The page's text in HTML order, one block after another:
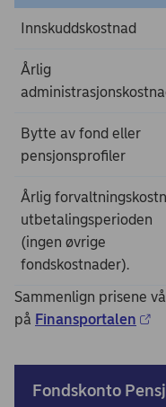
Innskuddskostnad
Årlig
Bytte av fond eller
pensjonsprofiler
Årlig
utbetalingsperioden
(ingen øvrige
fondskostnader).
Sammenlign prisene
på Finansportalen
Fondskonto